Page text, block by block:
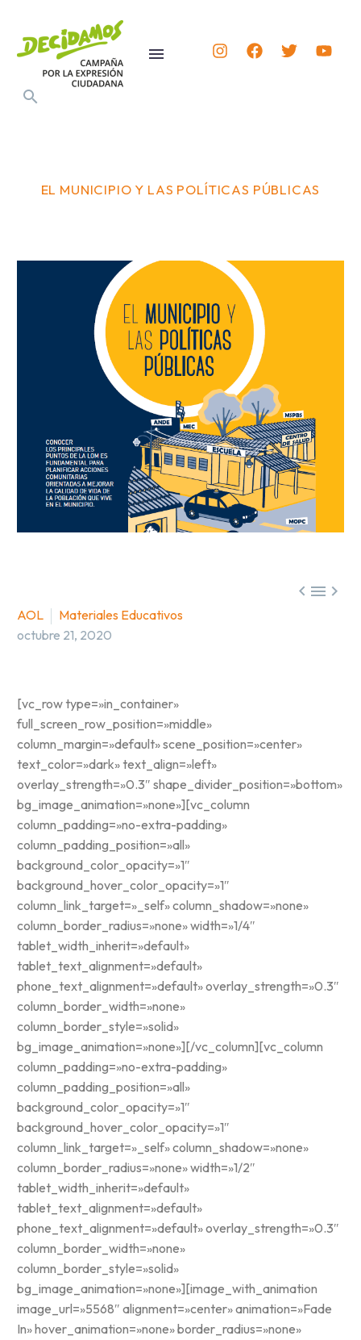
EL MUNICIPIO Y LAS POLÍTICAS PÚBLICAS

AOL
Materiales Educativos
octubre 21, 2020
[vc_row type=»in_container»
full_screen_row_position=»middle»
column_margin=»default» scene_position=»center»
text_color=»dark» text_align=»left»
overlay_strength=»0.3″ shape_divider_position=»bottom»
bg_image_animation=»none»][vc_column
column_padding=»no-extra-padding»
column_padding_position=»all»
background_color_opacity=»1″
background_hover_color_opacity=»1″
column_link_target=»_self» column_shadow=»none»
column_border_radius=»none» width=»1/4″
tablet_width_inherit=»default»
tablet_text_alignment=»default»
phone_text_alignment=»default» overlay_strength=»0.3″
column_border_width=»none»
column_border_style=»solid»
bg_image_animation=»none»][/vc_column][vc_column
column_padding=»no-extra-padding»
column_padding_position=»all»
background_color_opacity=»1″
background_hover_color_opacity=»1″
column_link_target=»_self» column_shadow=»none»
column_border_radius=»none» width=»1/2″
tablet_width_inherit=»default»
tablet_text_alignment=»default»
phone_text_alignment=»default» overlay_strength=»0.3″
column_border_width=»none»
column_border_style=»solid»
bg_image_animation=»none»][image_with_animation
image_url=»5568″ alignment=»center» animation=»Fade
In» hover_animation=»none» border_radius=»none»